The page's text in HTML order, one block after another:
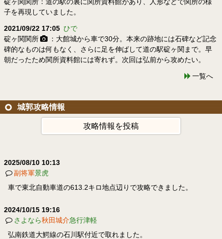
子を再現していました。
2021/09/22 17:05 ひで
碇ヶ関関所
：大館城から車で30分。本来の跡地には石碑など記念
碑的なものは何もなく、さらに足を伸ばして道の駅碇ヶ関まで。早
朝だったため関所資料館には寄れず。次回は弘前から攻めたい。
一覧へ
城郭攻略情報
攻略情報を投稿
2025/08/10 10:13
副将軍景虎
車で東北自動車道の613.2キロ地点辺りで攻略できました。
2024/10/15 19:16
さよなら秋田城介急行津軽
弘南鉄道大鰐線の石川駅付近で取れました。